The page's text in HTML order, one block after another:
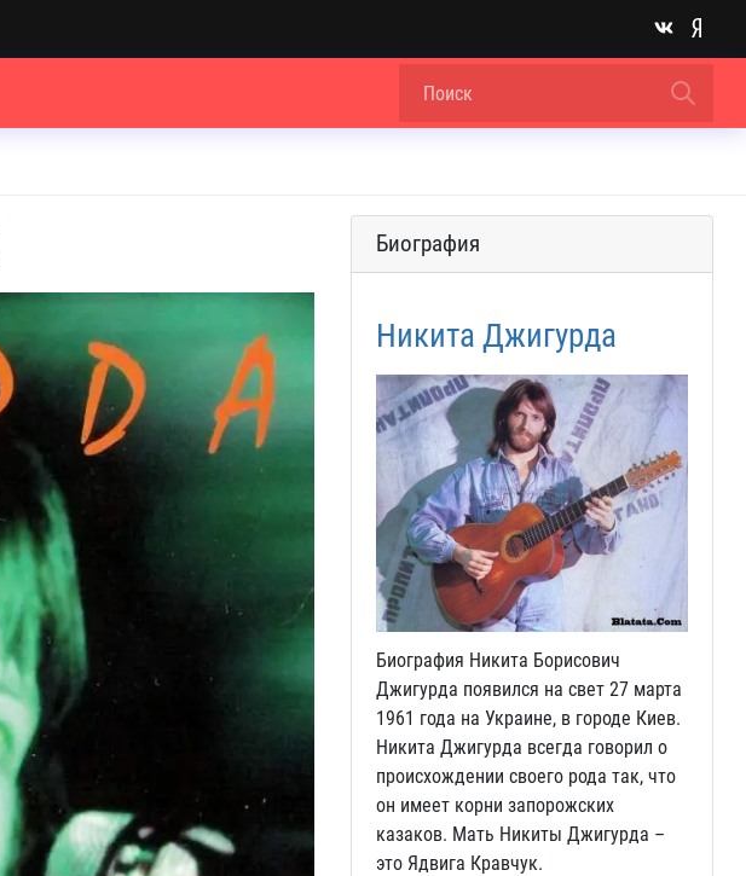
Биография
Никита Джигурда
Биография Никита Борисович
Джигурда появился на свет 27 марта
1961 года на Украине, в городе Киев.
Никита Джигурда всегда говорил о
происхождении своего рода так, что
он имеет корни запорожских
казаков. Мать Никиты Джигурда –
это Ядвига Кравчук.